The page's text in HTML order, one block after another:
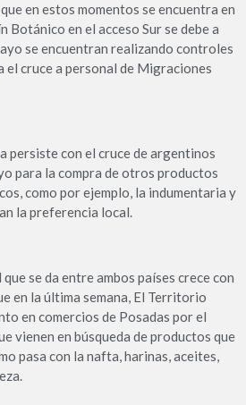
en estos momentos se encuentra en
Botánico en el acceso Sur se debe a
se encuentran realizando controles
cruce a personal de Migraciones
persiste con el cruce de argentinos
para la compra de otros productos
como por ejemplo, la indumentaria y
la preferencia local.
se da entre ambos países crece con
en la última semana, El Territorio
en comercios de Posadas por el
vienen en búsqueda de productos que
pasa con la nafta, harinas, aceites,